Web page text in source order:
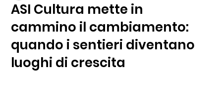
ASI Cultura mette in
cammino il cambiamento:
quando i sentieri diventano
luoghi di crescita